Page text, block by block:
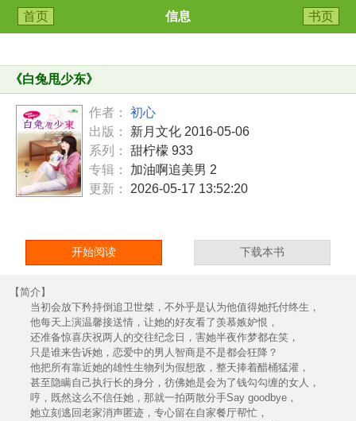
首页 信息 书页
《白兔甩少东》
作者：
初心
出版：
新月文化 2016-05-06
系列：
甜柠檬 933
专辑：
加油啊追美男 2
更新：
2026-05-17 13:52:20
开始阅读 下载本书
【简介】
当初会放下矜持倒追卫世桀，不外乎是认为他值得她托付终生，
他每天上演温馨接送情，让她的好友看了羡慕嫉妒恨，
还准备惊喜庆祝两人的交往纪念日，害她半夜作梦都在笑，
只是谁来告诉她，恋爱中的男人智商是不是都会狂降？
他把所有靠近她的雄性生物列为假想敌，整天捧着醋桶猛灌，
甚至隐瞒自己执行长的身分，彷佛她是会为了钱勾勾缠的女人，
哼，既然这么不信任她，那就一拍两散分手Say goodbye，
她立刻逃回老家消声匿迹，专心留在自家餐厅帮忙，